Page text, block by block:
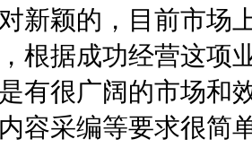
新颖的，目前市场
根据成功经营这项
有很广阔的市场和
容采编等要求很简